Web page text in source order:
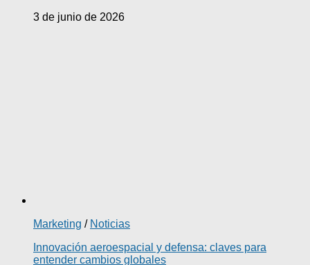
3 de junio de 2026
Marketing / Noticias
Innovación aeroespacial y defensa: claves para
entender cambios globales